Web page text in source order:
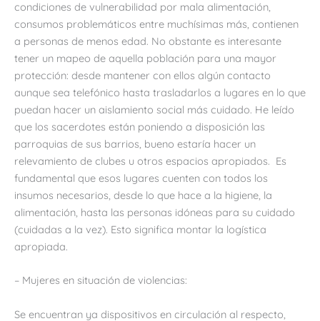
condiciones de vulnerabilidad por mala alimentación,
consumos problemáticos entre muchísimas más, contienen
a personas de menos edad. No obstante es interesante
tener un mapeo de aquella población para una mayor
protección: desde mantener con ellos algún contacto
aunque sea telefónico hasta trasladarlos a lugares en lo que
puedan hacer un aislamiento social más cuidado. He leído
que los sacerdotes están poniendo a disposición las
parroquias de sus barrios, bueno estaría hacer un
relevamiento de clubes u otros espacios apropiados. Es
fundamental que esos lugares cuenten con todos los
insumos necesarios, desde lo que hace a la higiene, la
alimentación, hasta las personas idóneas para su cuidado
(cuidadas a la vez). Esto significa montar la logística
apropiada.
– Mujeres en situación de violencias:
Se encuentran ya dispositivos en circulación al respecto,